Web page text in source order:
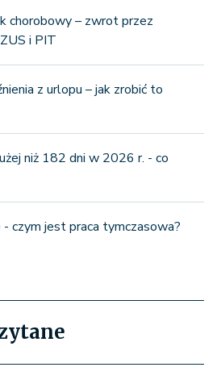
chorobowy – zwrot przez
i PIT
z urlopu – jak zrobić to
niż 182 dni w 2026 r. - co
czym jest praca tymczasowa?